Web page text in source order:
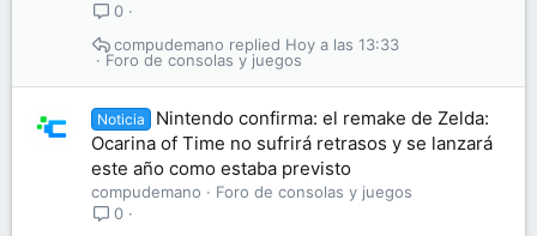
0
Foro de consolas y juegos
Hoy a las 13:33
compudemano
Noticia
Nintendo confirma: el remake de Zelda:
Ocarina of Time no sufrirá retrasos y se lanzará
este año como estaba previsto
compudemano
Foro de consolas y juegos
0